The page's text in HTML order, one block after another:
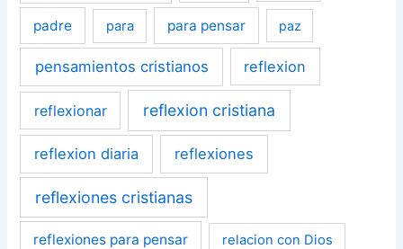
padre para para pensar paz
pensamientos cristianos reflexion
reflexionar reflexion cristiana
reflexion diaria reflexiones
reflexiones cristianas
reflexiones para pensar relacion con Dios